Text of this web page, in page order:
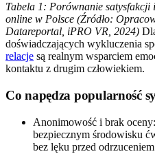
Tabela 1: Porównanie satysfakcji
online w Polsce (Źródło:
Datareportal, iPRO VR, 2024)
doświadczających wykluczenia
relacje są realnym wsparciem
kontaktu z drugim człowiekiem.
Co napędza popularność
Anonimowość i brak
bezpiecznym środowisku
bez lęku przed